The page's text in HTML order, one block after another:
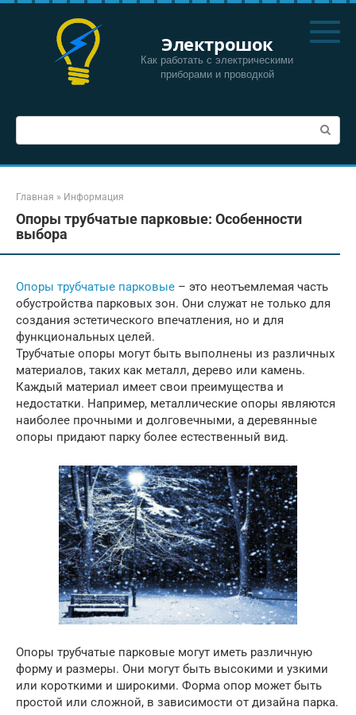
Перейти
Электрошок
Как работать с электрическими
приборами и проводкой
Поиск:
Главная » Информация
Опоры трубчатые парковые: Особенности
выбора
Опоры трубчатые парковые – это неотъемлемая часть
обустройства парковых зон. Они служат не только для
создания эстетического впечатления, но и для
функциональных целей.
Трубчатые опоры могут быть выполнены из различных
материалов, таких как металл, дерево или камень.
Каждый материал имеет свои преимущества и
недостатки. Например, металлические опоры являются
наиболее прочными и долговечными, а деревянные
опоры придают парку более естественный вид.
Опоры трубчатые парковые могут иметь различную
форму и размеры. Они могут быть высокими и узкими
или короткими и широкими. Форма опор может быть
простой или сложной, в зависимости от дизайна парка.